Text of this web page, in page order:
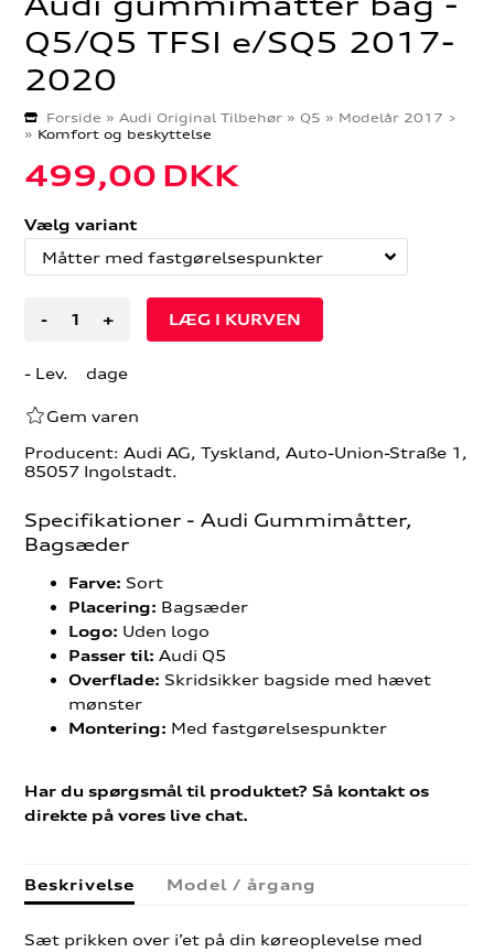
Q5/Q5 TFSI e/SQ5 2017-
2020
Forside »Audi Original Tilbehør » Q5 » Modelår 2017 >
» Komfort og beskyttelse
499,00 DKK
Vælg variant
- +
- Lev. dage
Gem varen
Producent: Audi AG, Tyskland, Auto-Union-Straße 1,
85057 Ingolstadt.
Specifikationer - Audi Gummimåtter,
Bagsæder
Farve: Sort
Placering: Bagsæder
Logo: Uden logo
Passer til: Audi Q5
Overflade: Skridsikker bagside med hævet
mønster
Montering: Med fastgørelsespunkter
Har du spørgsmål til produktet? Så kontakt os
direkte på vores live chat.
Beskrivelse Model / årgang
Sæt prikken over i’et på din køreoplevelse med